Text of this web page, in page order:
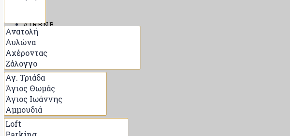
AIRBNB
ΑΝΑΖΉΤΗΣΗ
ΠΟΊΟΣ ΕΊΜΑΙ
ΕΠΙΚΟΙΝΩΝΊΑ